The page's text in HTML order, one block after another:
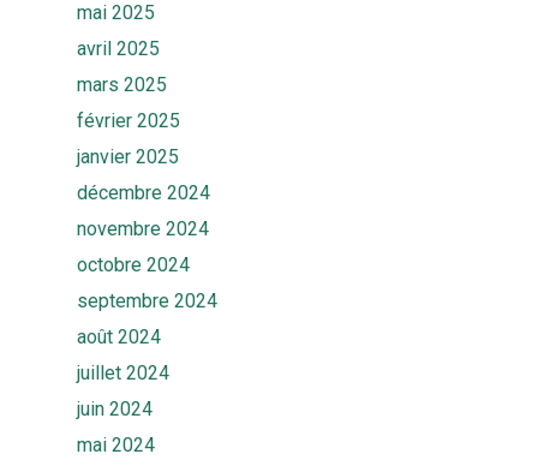
mai 2025
avril 2025
mars 2025
février 2025
janvier 2025
décembre 2024
novembre 2024
octobre 2024
septembre 2024
août 2024
juillet 2024
juin 2024
mai 2024